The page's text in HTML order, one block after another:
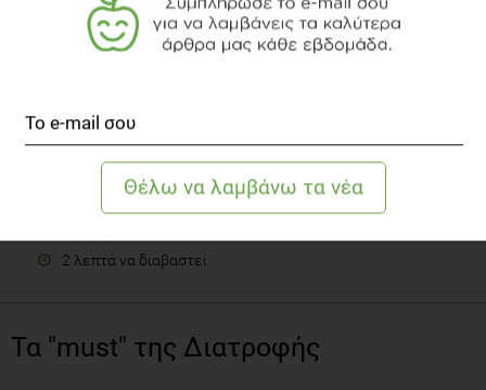
Η Θρεπτική αξία των μανιταριών
2 λεπτά να διαβαστεί
Τα "must" της Διατροφής